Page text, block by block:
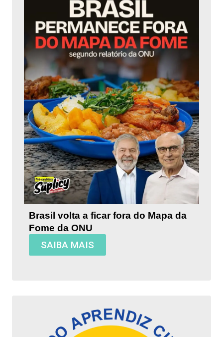
Brasil volta a ficar fora do Mapa da
Fome da ONU
SAIBA MAIS